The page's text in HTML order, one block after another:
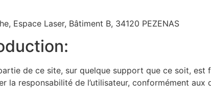
Espace Laser, Bâtiment B, 34120 PEZENAS
de ce site, sur quelque support que ce soit,
la responsabilité de l’utilisateur, conformément